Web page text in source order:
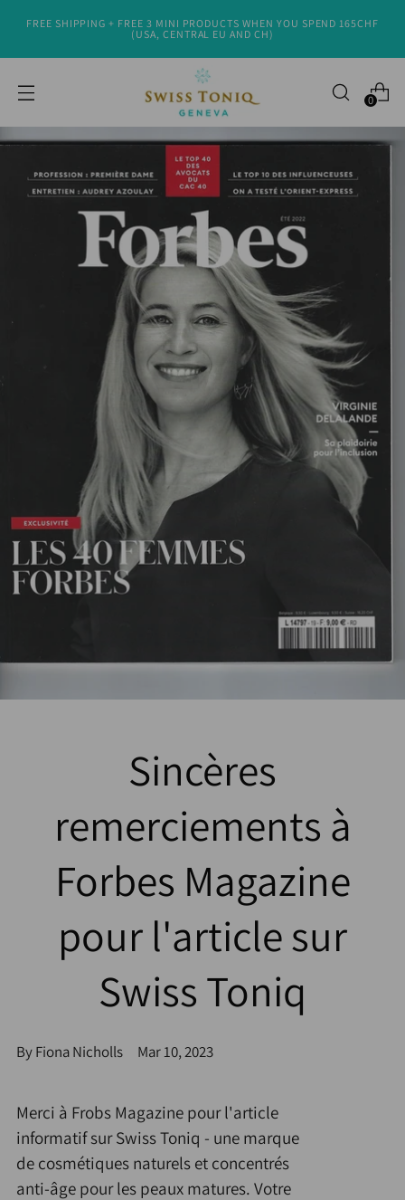
FREE SHIPPING + FREE 3 MINI PRODUCTS WHEN YOU SPEND 165CHF
(USA, CENTRAL EU AND CH)
0
Sincères
remerciements à
Forbes Magazine
pour l'article sur
Swiss Toniq
By Fiona Nicholls Mar 10, 2023
Merci à Frobs Magazine pour l'article
informatif sur Swiss Toniq - une marque
de cosmétiques naturels et concentrés
anti-âge pour les peaux matures. Votre